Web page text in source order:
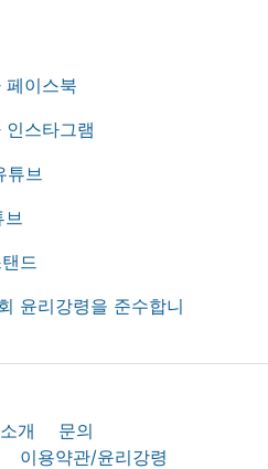
소개
문의
이용약관/윤리강령